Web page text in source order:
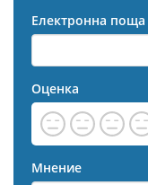
Електронна поща
Оценка
Мнение